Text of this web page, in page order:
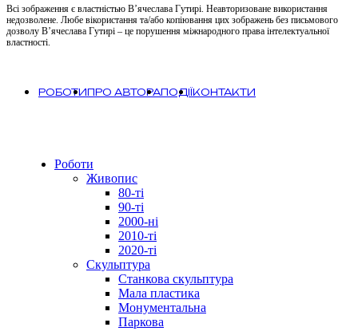
Всі зображення є властністью В’ячеслава Гутирі. Неавторизоване використання
недозволене. Любе вікористання та/або копіювання цих зображень без письмового
дозволу В’ячеслава Гутирі – це порушення міжнародного права інтелектуальної
властності.
РОБОТИПРО АВТОРАПОДІЇКОНТАКТИ
Close
Роботи
Живопис
80-ті
90-ті
2000-ні
2010-ті
2020-ті
Скульптура
Станкова скульптура
Мала пластика
Монументальна
Паркова